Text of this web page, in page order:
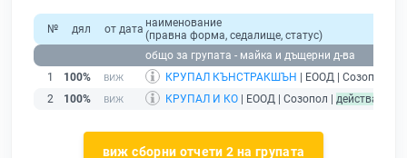
№ дял от дата наименование
(правна форма, седалище, статус)
общо за групата - майка и дъщерни д-ва
1
100% КРУПАЛ КЪНСТРАКШЪН | ЕООД | Созопол |
2
100% КРУПАЛ И КО | ЕООД | Созопол | действащ
виж сборни отчети 2 на групата